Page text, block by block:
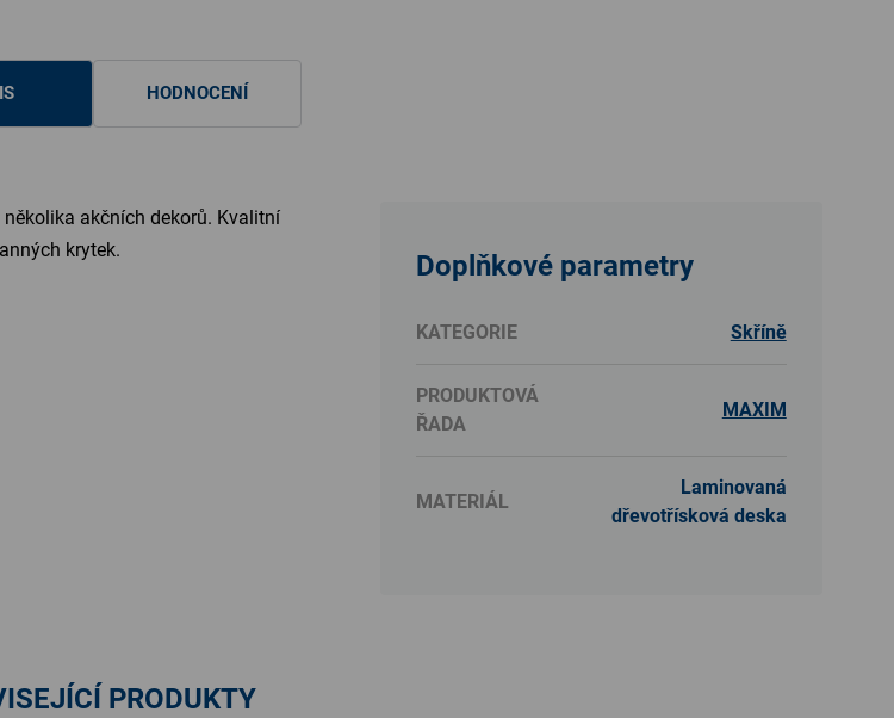
HODNOCENÍ
akčních dekorů. Kvalitní
krytek.
Doplňkové parametry
KATEGORIE Skříně
PRODUKTOVÁ
ŘADA
MAXIM
MATERIÁL
Laminovaná
dřevotřísková deska
PRODUKTY